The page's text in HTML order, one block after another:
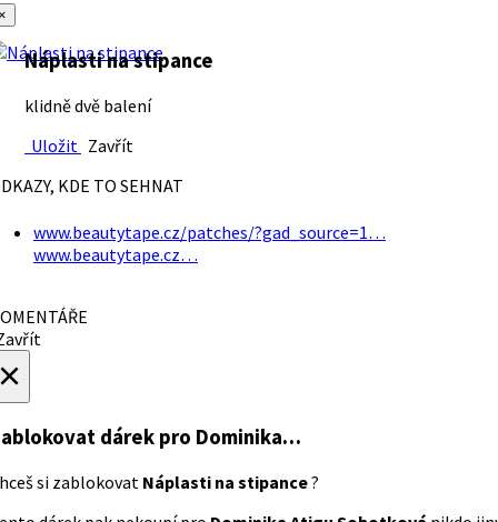
Náplasti na stipance
klidně dvě balení
Uložit Zavřít
KDE TO SEHNAT
www.beautytape.cz/patches/?gad_source=1…
www.beautytape.cz…
dárek pro Dominika…
si zablokovat Náplasti na stipance?